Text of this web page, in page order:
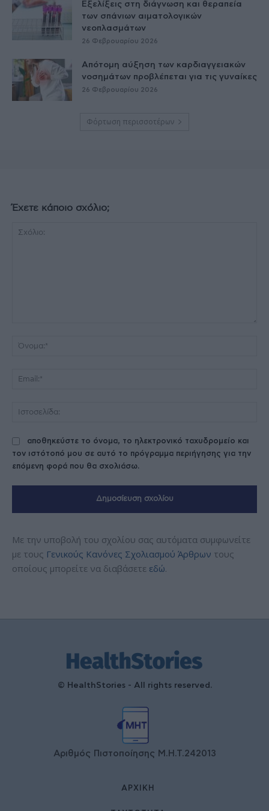
Εξελίξεις στη διάγνωση και θεραπεία
των σπάνιων αιματολογικών
νεοπλασμάτων
26 Φεβρουαρίου 2026
Απότομη αύξηση των καρδιαγγειακών
νοσημάτων προβλέπεται για τις γυναίκες
26 Φεβρουαρίου 2026
Φόρτωση περισσοτέρων
Έχετε κάποιο σχόλιο;
αποθηκεύστε το όνομα, το ηλεκτρονικό ταχυδρομείο και
τον ιστότοπό μου σε αυτό το πρόγραμμα περιήγησης για την
επόμενη φορά που θα σχολιάσω.
Με την υποβολή του σχολίου σας αυτόματα συμφωνείτε
με τους Γενικούς Κανόνες Σχολιασμού Άρθρων τους
οποίους μπορείτε να διαβάσετε εδώ.
© HealthStories - All rights reserved.
Αριθμός Πιστοποίησης Μ.Η.Τ.242013
ΑΡΧΙΚΉ